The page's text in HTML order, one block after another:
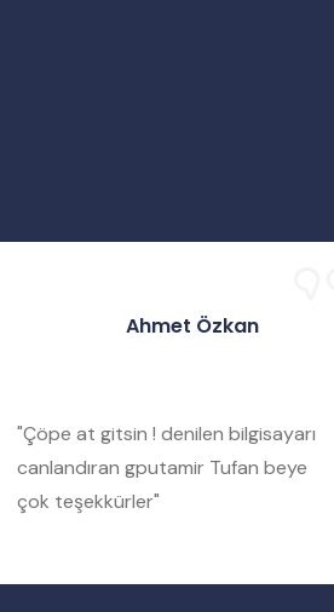
Ahmet Özkan
"Çöpe at gitsin ! denilen bilgisayarı
canlandıran gputamir Tufan beye
çok teşekkürler"